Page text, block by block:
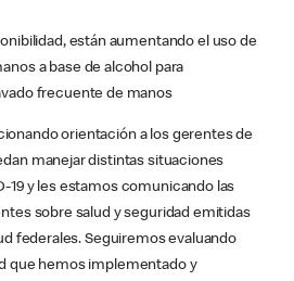
están aumentando el uso de
a base de alcohol para
frecuente de manos
orientación a los gerentes de
manejar distintas situaciones
19 y les estamos comunicando las
sobre salud y seguridad emitidas
federales. Seguiremos evaluando
que hemos implementado y